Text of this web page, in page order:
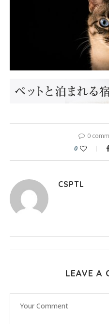
0
0
CSPTL
LEAVE A